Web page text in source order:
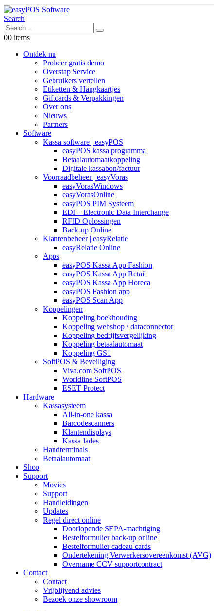
Search
00 items
Ontdek nu
Probeer gratis demo
Overstap Service
Gebruikers vertellen
Etiketten & Hangkaartjes
Giftcards & Verpakkingen
Over ons
Nieuws
Partners
Software
Kassa software | easyPOS
easyPOS kassa programma
Betaalautomaatkoppeling
Digitale kassabon/factuur
Voorraadbeheer | easyVoras
easyVorasWindows
easyVorasOnline
easyPOS PIM Systeem
EDI – Electronic Data Interchange
RFID Oplossingen
Back-up Online
Klantenbeheer | easyRelatie
easyRelatie Online
Apps
easyPOS Kassa App Fashion
easyPOS Kassa App Retail
easyPOS Kassa App Horeca
easyPOS Fashion app
easyPOS Scan App
Koppelingen
Koppeling boekhouding
Koppeling webshop / dataconnector
Koppeling bedrijfsvergelijking
Koppeling betaalautomaat
Koppeling GS1
SoftPOS & Beveiliging
Viva.com SoftPOS
Worldline SoftPOS
ESET Protect
Hardware
Kassasysteem
All-in-one kassa
Barcodescanners
Klantendisplays
Kassa-lades
Handterminals
Betaalautomaat
Shop
Support
Movies
Support
Handleidingen
Updates
Regel direct online
Doorlopende SEPA-machtiging
Bestelformulier back-up online
Bestelformulier cadeau cards
Ondertekening Verwerkersovereenkomst (AVG)
Overname CCV supportcontract
Contact
Contact
Vrijblijvend advies
Bezoek onze showroom